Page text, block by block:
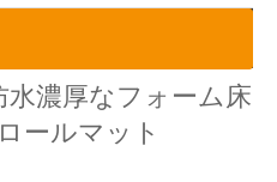
濃厚なフォーム床
ールマット